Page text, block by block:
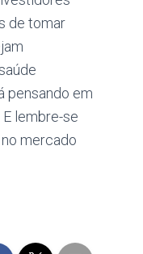
de tomar
pensando em
lembre-se
mercado